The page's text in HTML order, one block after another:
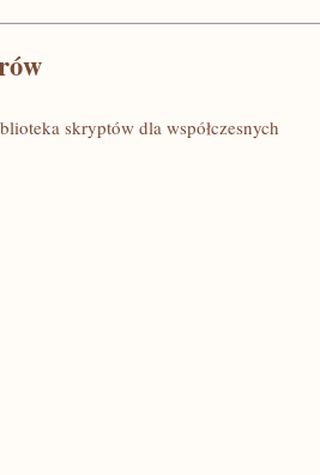
skryptów dla współczesnych